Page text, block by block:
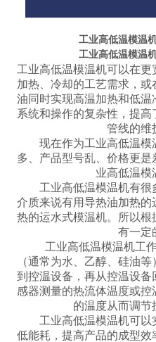
工业高低温模温
工业高低温模温
工业高低温模温机可以在
加热、冷却的工艺需求，
油同时实现高温加热和低
系统和操作的复杂性，提
管线的维
现在作为工业高低温模
多、产品型号乱、价格更
业高低温模
工业高低温模温机有很
介质来说有用导热油加热
热的运水式模温机。所以
有一定
工业高低温模温机工作
（通常为水、乙醇、硅油
到控温设备，再从控温设
感器测量的热流体温度或
的温度从而调节
工业高低温模温机可
低能耗，提高产品的成型